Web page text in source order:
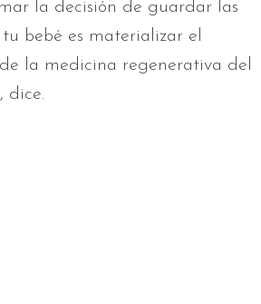
la decisión de guardar las
bebé es materializar el
la medicina regenerativa del
dice.